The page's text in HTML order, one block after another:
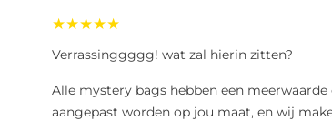
★★★★★
Verrassinggggg! wat zal hierin zitten?
Alle mystery bags hebben een meerwaarde
aangepast worden op jou maat, en wij